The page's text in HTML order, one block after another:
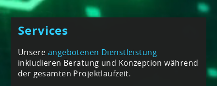
Services
Unsere angebotenen Dienstleistung
inkludieren Beratung und Konzeption während
der gesamten Projektlaufzeit.